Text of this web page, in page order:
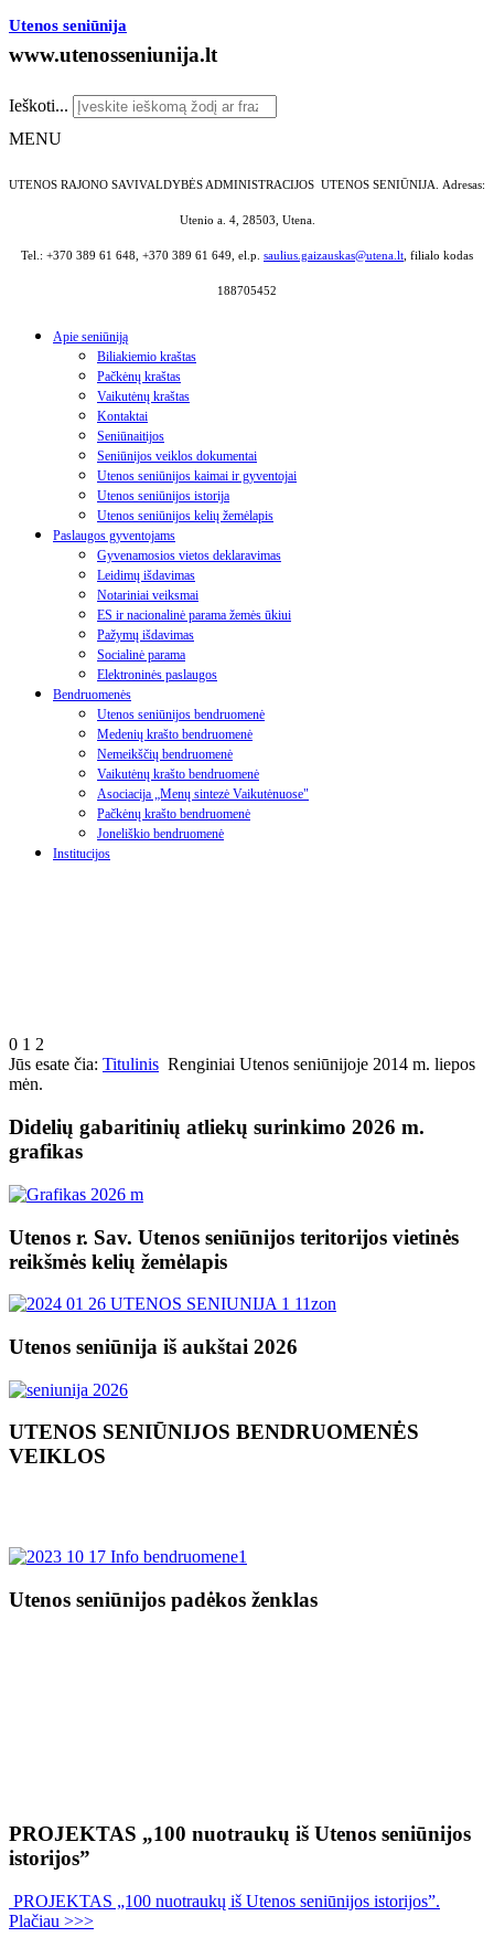
Utenos seniūnija
www.utenosseniunija.lt
Ieškoti...
MENU
UTENOS RAJONO SAVIVALDYBĖS ADMINISTRACIJOS UTENOS SENIŪNIJA. Adresas:
Utenio a. 4, 28503, Utena.
Tel.: +370 389 61 648, +370 389 61 649, el.p. saulius.gaizauskas@utena.lt, filialo kodas
188705452
Apie seniūniją
Biliakiemio kraštas
Pačkėnų kraštas
Vaikutėnų kraštas
Kontaktai
Seniūnaitijos
Seniūnijos veiklos dokumentai
Utenos seniūnijos kaimai ir gyventojai
Utenos seniūnijos istorija
Utenos seniūnijos kelių žemėlapis
Paslaugos gyventojams
Gyvenamosios vietos deklaravimas
Leidimų išdavimas
Notariniai veiksmai
ES ir nacionalinė parama žemės ūkiui
Pažymų išdavimas
Socialinė parama
Elektroninės paslaugos
Bendruomenės
Utenos seniūnijos bendruomenė
Medenių krašto bendruomenė
Nemeikščių bendruomenė
Vaikutėnų krašto bendruomenė
Asociacija „Menų sintezė Vaikutėnuose"
Pačkėnų krašto bendruomenė
Joneliškio bendruomenė
Institucijos
0 1 2
Jūs esate čia: Titulinis Renginiai Utenos seniūnijoje 2014 m. liepos
mėn.
Didelių gabaritinių atliekų surinkimo 2026 m.
grafikas
Utenos r. Sav. Utenos seniūnijos teritorijos vietinės
reikšmės kelių žemėlapis
Utenos seniūnija iš aukštai 2026
UTENOS SENIŪNIJOS BENDRUOMENĖS
VEIKLOS
Utenos seniūnijos padėkos ženklas
PROJEKTAS „100 nuotraukų iš Utenos seniūnijos
istorijos”
PROJEKTAS „100 nuotraukų iš Utenos seniūnijos istorijos”.
Plačiau >>>